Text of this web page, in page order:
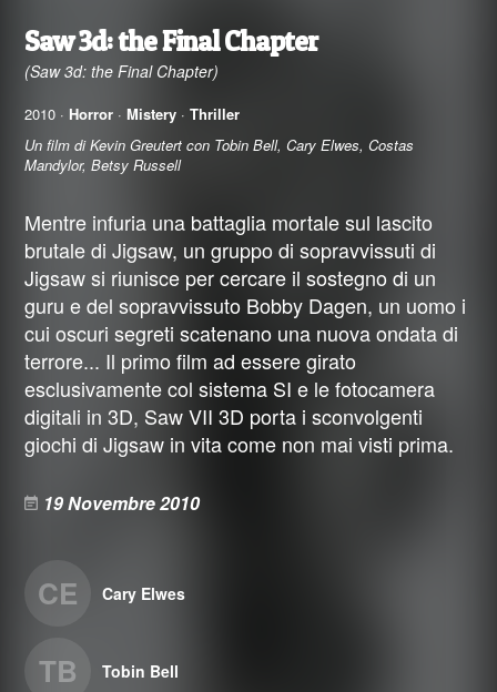
Saw 3d: the Final Chapter
(Saw 3d: the Final Chapter)
2010 · Horror ·Mistery ·Thriller
Un film di Kevin Greutert con Tobin Bell, Cary Elwes, Costas
Mandylor, Betsy Russell
Mentre infuria una battaglia mortale sul lascito
brutale di Jigsaw, un gruppo di sopravvissuti di
Jigsaw si riunisce per cercare il sostegno di un
guru e del sopravvissuto Bobby Dagen, un uomo i
cui oscuri segreti scatenano una nuova ondata di
terrore... Il primo film ad essere girato
esclusivamente col sistema SI e le fotocamera
digitali in 3D, Saw VII 3D porta i sconvolgenti
giochi di Jigsaw in vita come non mai visti prima.
19 Novembre 2010
CE Cary Elwes
TB Tobin Bell